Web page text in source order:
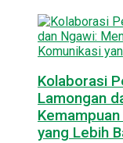
Kolaborasi
Lamongan
yang Lebih